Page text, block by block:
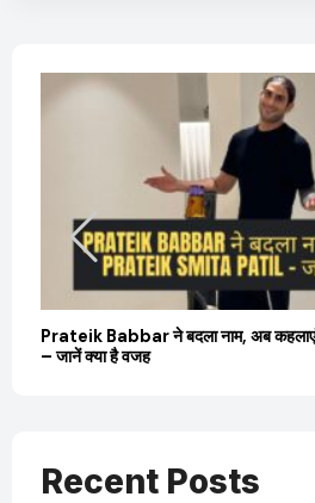
Prateik Babbar ने बदला नाम, अब
– जानें क्या है वजह
Recent Posts